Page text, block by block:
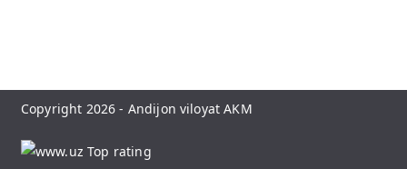
Copyright 2026 - Andijon viloyat AKM